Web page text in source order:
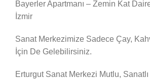
Bayerler Apartmanı – Zemin Kat
İzmir
Sanat Merkezimize Sadece Çay,
İçin De Gelebilirsiniz.
Erturgut Sanat Merkezi Mutlu,